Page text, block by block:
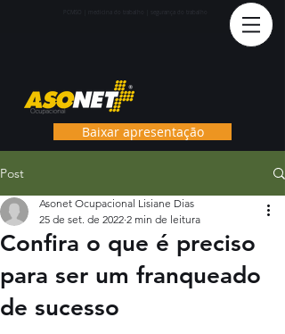
Baixar apresentação
Post
Confira o que é preciso
para ser um franqueado
de sucesso
Asonet Ocupacional Lisiane Dias
25 de set. de 2022 2 min de leitura